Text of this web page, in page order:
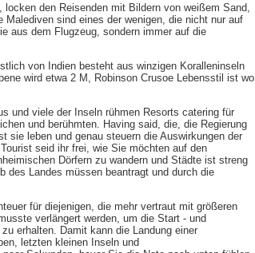
den Reisenden mit Bildern von weißem Sand,
sind eines der wenigen, die nicht nur auf
aus dem Flugzeug, sondern immer auf die
von Indien besteht aus winzigen Koralleninseln
wird etwa 2 M, Robinson Crusoe Lebensstil ist wo
und viele der Inseln rühmen Resorts catering für
und berühmten. Having said, die, die Regierung
sie leben und genau steuern die Auswirkungen der
seid ihr frei, wie Sie möchten auf den
Dörfern zu wandern und Städte ist streng
des Landes müssen beantragt und durch die
für diejenigen, die mehr vertraut mit größeren
verlängert werden, um die Start - und
erhalten. Damit kann die Landung einer
letzten kleinen Inseln und